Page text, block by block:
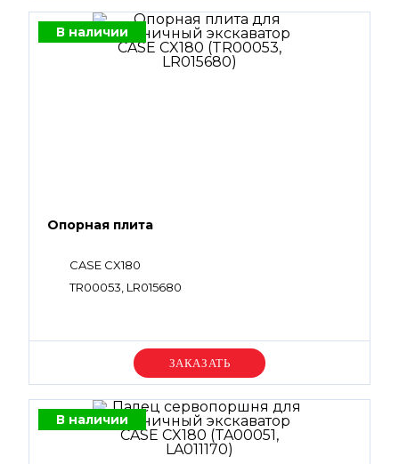
В наличии
Опорная плита
CASE CX180
TR00053, LR015680
Уточняйте цену
В наличии